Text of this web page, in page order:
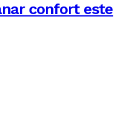
confort este